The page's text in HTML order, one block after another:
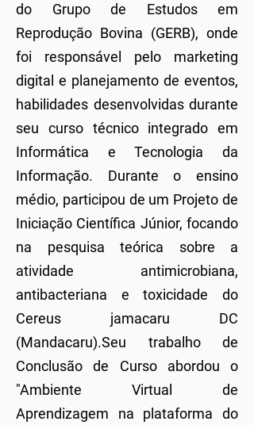
do Grupo de Estudos em
Reprodução Bovina (GERB), onde
foi responsável pelo marketing
digital e planejamento de eventos,
habilidades desenvolvidas durante
seu curso técnico integrado em
Informática e Tecnologia da
Informação. Durante o ensino
médio, participou de um Projeto de
Iniciação Científica Júnior, focando
na pesquisa teórica sobre a
atividade antimicrobiana,
antibacteriana e toxicidade do
Cereus jamacaru DC
(Mandacaru).Seu trabalho de
Conclusão de Curso abordou o
"Ambiente Virtual de
Aprendizagem na plataforma do